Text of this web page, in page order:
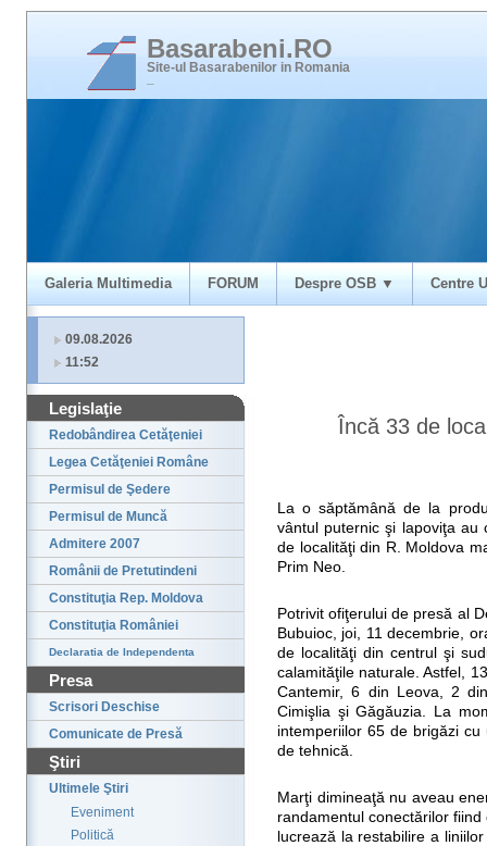
Basarabeni.RO
Site-ul Basarabenilor in Romania
Galeria Multimedia FORUM Despre OSB ▼ Centre
09.08.2026
11:52
Legislaţie
Redobândirea Cetăţeniei
Legea Cetăţeniei Române
Permisul de Şedere
Permisul de Muncă
Admitere 2007
Românii de Pretutindeni
Constituţia Rep. Moldova
Constituţia României
Declaratia de Independenta
Presa
Scrisori Deschise
Comunicate de Presă
Ştiri
Ultimele Ştiri
Eveniment
Politică
Încă 33 de
La o săptămână de la
vântul puternic şi lapoviţa au
de localităţi din R. Moldova
Prim Neo.
Potrivit ofiţerului de presă al
Bubuioc, joi, 11 decembrie,
de localităţi din centrul şi
calamităţile naturale. Astfel,
Cantemir, 6 din Leova, 2
Cimişlia şi Găgăuzia. La
intemperiilor 65 de brigăzi
de tehnică.
Marţi dimineaţă nu aveau
randamentul conectărilor
lucrează la restabilire a